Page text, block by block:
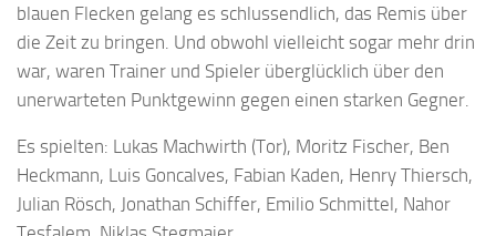
blauen Flecken gelang es schlussendlich, das Remis über
die Zeit zu bringen. Und obwohl vielleicht sogar mehr drin
war, waren Trainer und Spieler überglücklich über den
unerwarteten Punktgewinn gegen einen starken Gegner.
Es spielten: Lukas Machwirth (Tor), Moritz Fischer, Ben
Heckmann, Luis Goncalves, Fabian Kaden, Henry Thiersch,
Julian Rösch, Jonathan Schiffer, Emilio Schmittel, Nahor